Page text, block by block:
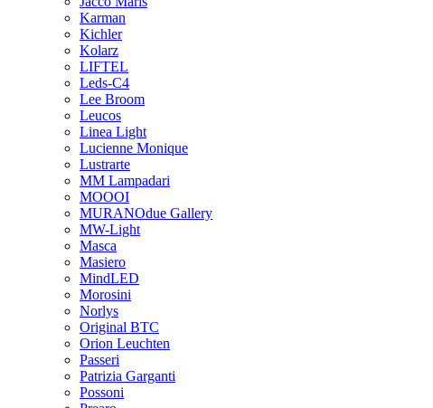
Karman
Kichler
Kolarz
LIFTEL
Leds-C4
Lee Broom
Leucos
Linea Light
Lucienne Monique
Lustrarte
MM Lampadari
MOOOI
MURANOdue Gallery
MW-Light
Masca
Masiero
MindLED
Morosini
Norlys
Original BTC
Orion Leuchten
Passeri
Patrizia Garganti
Possoni